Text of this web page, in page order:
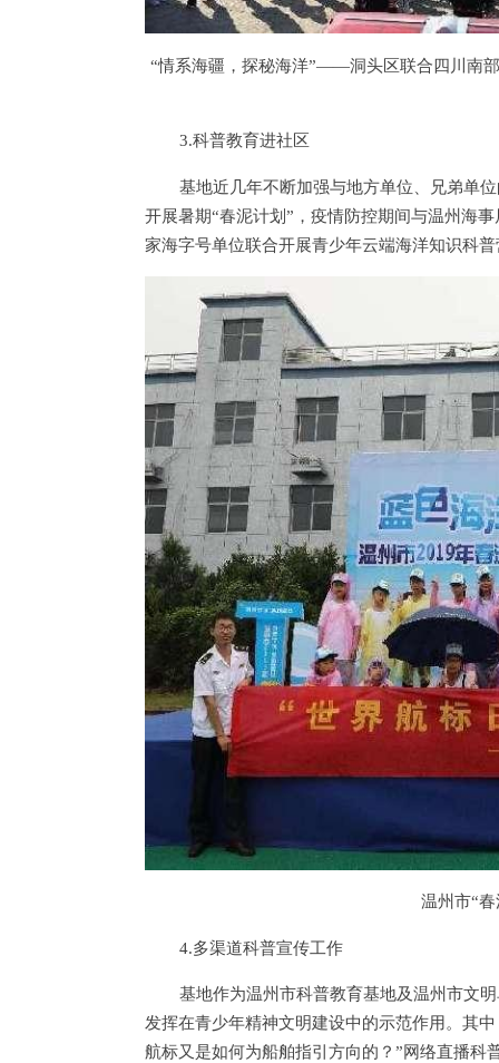
“情系海疆，探秘海洋”——洞头区联合四川南
3.科普教育进社区
基地近几年不断加强与地方单位、兄弟单
开展暑期“春泥计划”，疫情防控期间与温州海
家海字号单位联合开展青少年云端海洋知识科
温州市“
4.多渠道科普宣传工作
基地作为温州市科普教育基地及温州市文
发挥在青少年精神文明建设中的示范作用。其
航标又是如何为船舶指引方向的？”网络直播科